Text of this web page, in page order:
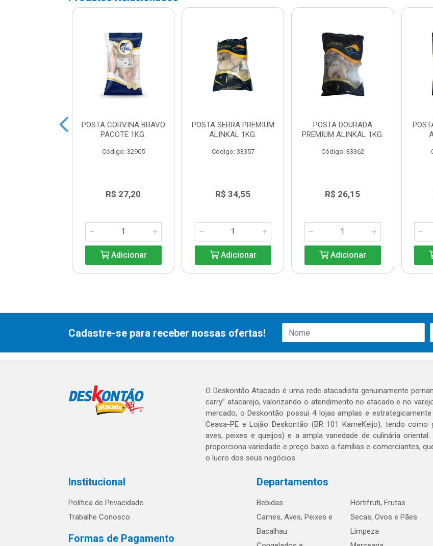
POSTA CORVINA BRAVO
PACOTE 1KG.
Código: 32905
R$ 27,20
Adicionar
POSTA SERRA PREMIUM
ALINKAL 1KG.
Código: 33357
R$ 34,55
Adicionar
POSTA DOURADA
PREMIUM ALINKAL 1KG.
Código: 33362
R$ 26,15
Adicionar
Cadastre-se para receber nossas ofertas!
O Deskontão Atacado é uma rede atacadista genuinamente
carry” atacarejo, valorizando o atendimento no atacado e no
mercado, o Deskontão possui 4 lojas amplas e
Ceasa-PE e Lojão Deskontão (BR 101 KarneKeijo), tendo
aves, peixes e queijos) e a ampla variedade de culinária
proporciona variedade e preço baixo a famílias e comerciantes,
o lucro dos seus negócios.
Institucional
Política de Privacidade
Trabalhe Conosco
Formas de Pagamento
Departamentos
Bebidas
Carnes, Aves, Peixes e
Bacalhau
Hortifruti, Frutas
Secas, Ovos e Pães
Limpeza